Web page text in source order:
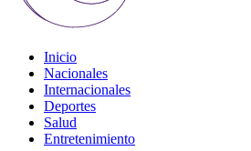
Inicio
Nacionales
Internacionales
Deportes
Salud
Entretenimiento